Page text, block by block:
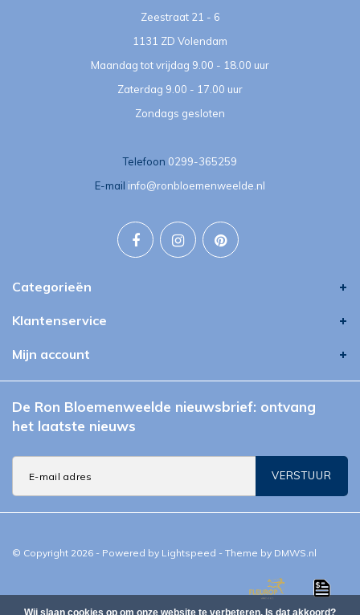
Zeestraat 21 - 6
1131 ZD Volendam
Maandag tot vrijdag 9.00 - 18.00 uur
Zaterdag 9.00 - 17.00 uur
Zondags gesloten
Telefoon 0299-365259
E-mail info@ronbloemenweelde.nl
Categorieën
Klantenservice
Mijn account
De Ron Bloemenweelde nieuwsbrief: ontvang
het laatste nieuws
VERSTUUR
© Copyright 2026 - Powered by Lightspeed - Theme by DMWS.nl
Wij slaan cookies op om onze website te verbeteren. Is dat akkoord?